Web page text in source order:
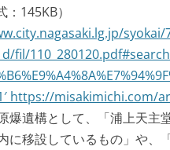
：145KB）
syokai/
fil/
https://misakimichi.com/
爆遺構として、「浦上天主
に移設しているもの」や、